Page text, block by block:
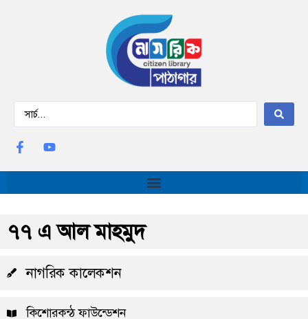
৭৭ এ আল মাহমুদ
নাগরিক কালেকশন
কিশোরকন্ঠ ফাউন্ডেশন